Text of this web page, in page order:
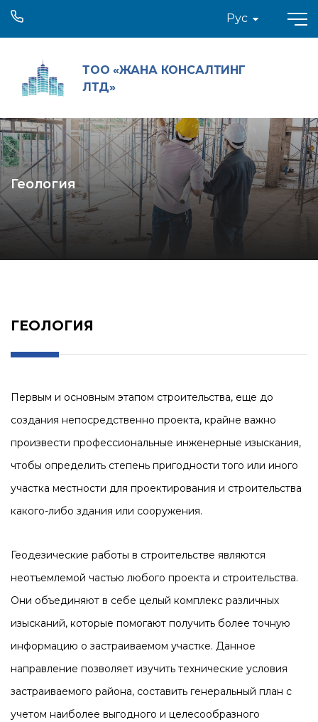
ТОО «ЖАНА КОНСАЛТИНГ
ЛТД»
Рус
Геология
ГЕОЛОГИЯ
Первым и основным этапом строительства, еще до
создания непосредственно проекта, крайне важно
произвести профессиональные инженерные изыскания,
чтобы определить степень пригодности того или иного
участка местности для проектирования и строительства
какого-либо здания или сооружения.
Геодезические работы в строительстве являются
неотъемлемой частью любого проекта и строительства.
Они объединяют в себе целый комплекс различных
изысканий, которые помогают получить более точную
информацию о застраиваемом участке. Данное
направление позволяет изучить технические условия
застраиваемого района, составить генеральный план с
учетом наиболее выгодного и целесообразного